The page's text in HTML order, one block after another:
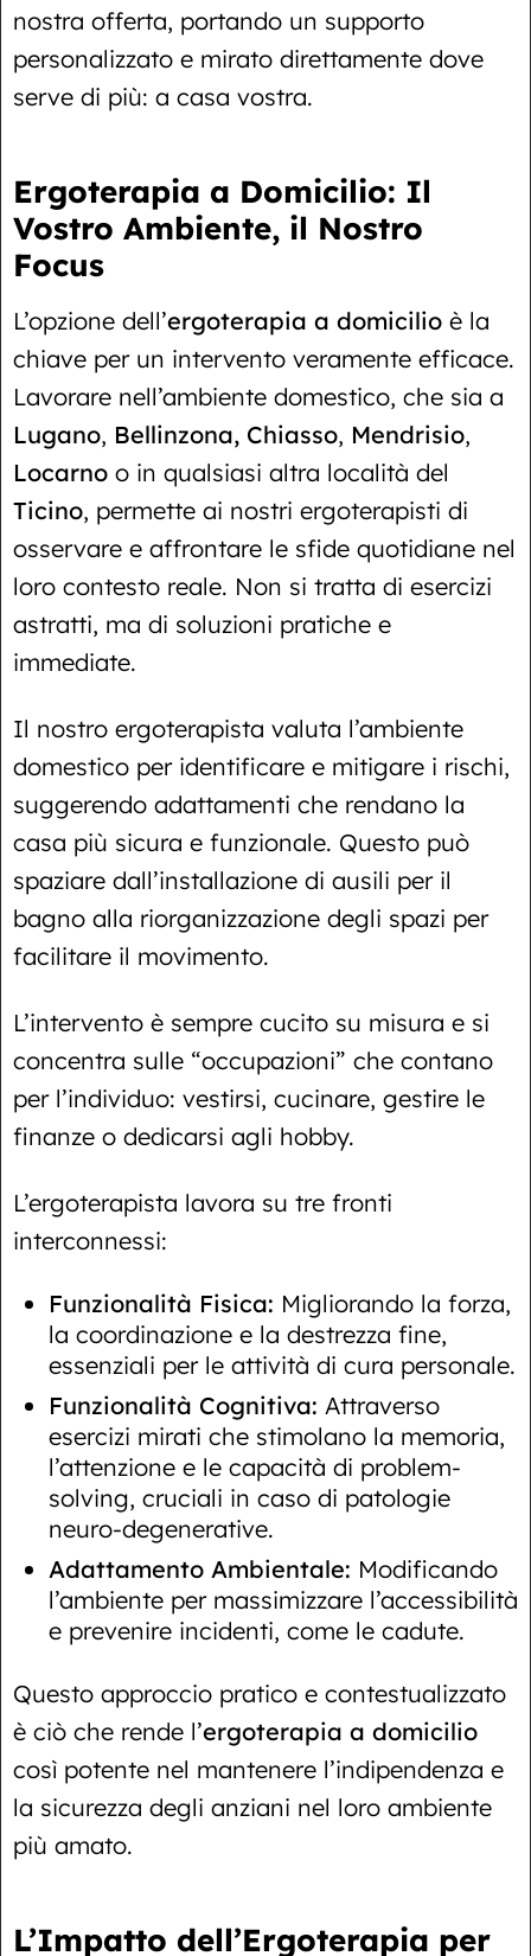
nostra offerta, portando un supporto
personalizzato e mirato direttamente dove
serve di più: a casa vostra.
Ergoterapia a Domicilio: Il
Vostro Ambiente, il Nostro
Focus
L’opzione dell’ergoterapia a domicilio è la
chiave per un intervento veramente efficace.
Lavorare nell’ambiente domestico, che sia a
Lugano, Bellinzona, Chiasso, Mendrisio,
Locarno o in qualsiasi altra località del
Ticino, permette ai nostri ergoterapisti di
osservare e affrontare le sfide quotidiane nel
loro contesto reale. Non si tratta di esercizi
astratti, ma di soluzioni pratiche e
immediate.
Il nostro ergoterapista valuta l’ambiente
domestico per identificare e mitigare i rischi,
suggerendo adattamenti che rendano la
casa più sicura e funzionale. Questo può
spaziare dall’installazione di ausili per il
bagno alla riorganizzazione degli spazi per
facilitare il movimento.
L’intervento è sempre cucito su misura e si
concentra sulle “occupazioni” che contano
per l’individuo: vestirsi, cucinare, gestire le
finanze o dedicarsi agli hobby.
L’ergoterapista lavora su tre fronti
interconnessi:
Funzionalità Fisica: Migliorando la forza,
la coordinazione e la destrezza fine,
essenziali per le attività di cura personale.
Funzionalità Cognitiva: Attraverso
esercizi mirati che stimolano la memoria,
l’attenzione e le capacità di problem-
solving, cruciali in caso di patologie
neuro-degenerative.
Adattamento Ambientale: Modificando
l’ambiente per massimizzare l’accessibilità
e prevenire incidenti, come le cadute.
Questo approccio pratico e contestualizzato
è ciò che rende l’ergoterapia a domicilio
così potente nel mantenere l’indipendenza e
la sicurezza degli anziani nel loro ambiente
più amato.
L’Impatto dell’Ergoterapia per